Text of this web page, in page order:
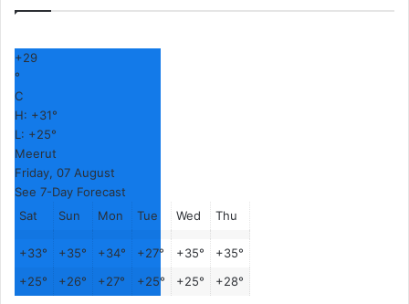
+29
°
C
H: +31°
L: +25°
Meerut
Friday, 07 August
See 7-Day Forecast
Sat
Sun Mon Tue Wed Thu
+33° +35° +34° +27° +35° +35°
+25° +26° +27° +25° +25° +28°